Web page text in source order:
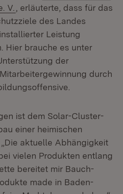
V.
(Öffnet in neuem Fenster)
, erläu­terte, dass für das
des Landes
Leistung
Hier brauche es unter
der
durch
ist dem Solar-Cluster-
einer heimischen
aktuelle Abhängigkeit
vielen Produkten entlang
bereitet mir Bauch­
made in Baden-